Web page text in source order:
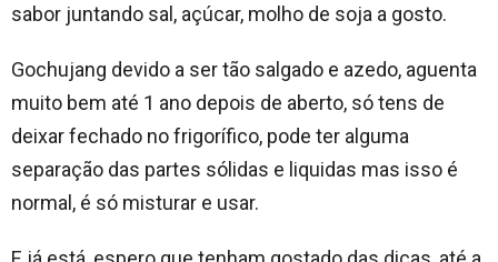
sabor juntando sal, açúcar, molho de soja a gosto.
Gochujang devido a ser tão salgado e azedo, aguenta
muito bem até 1 ano depois de aberto, só tens de
deixar fechado no frigorífico, pode ter alguma
separação das partes sólidas e liquidas mas isso é
normal, é só misturar e usar.